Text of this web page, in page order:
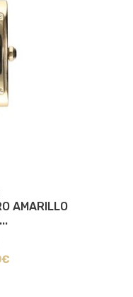
AMARILLO